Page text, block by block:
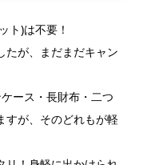
ト)は不要！
たが、まだまだキャン
ース・長財布・二つ
すが、そのどれもが軽